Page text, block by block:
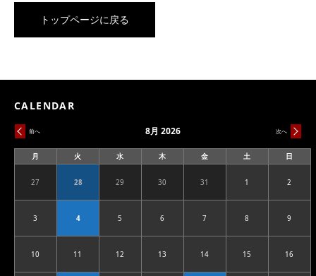
トップページに戻る
CALENDAR
前へ 次へ
8月 2026
月
曜
火
曜
水
曜
木
曜
金
曜
土
曜
日
曜
272026.07.27 282026.07.28 292026.07.29 302026.07.30 312026.07.31 12026.08.01 2
32026.08.03 42026.08.04 52026.08.05 62026.08.06 72026.08.07 82026.08.08 9
102026.08.10 112026.08.11 122026.08.12 132026.08.13 142026.08.14 152026.08.15 16